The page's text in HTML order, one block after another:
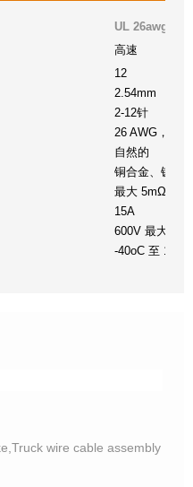
UL 26awg 定
高速
12
2.54mm
2-12针
26 AWG，85
自然的
铜合金、镀锡
最大 5mΩ
15A
600V 最大交
-40oC 至
wire cable assembly